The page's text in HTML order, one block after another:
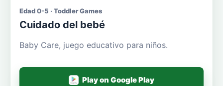
Edad 0-5 · Toddler Games
Cuidado del bebé
Baby Care, juego educativo para niños.
Play on Google Play